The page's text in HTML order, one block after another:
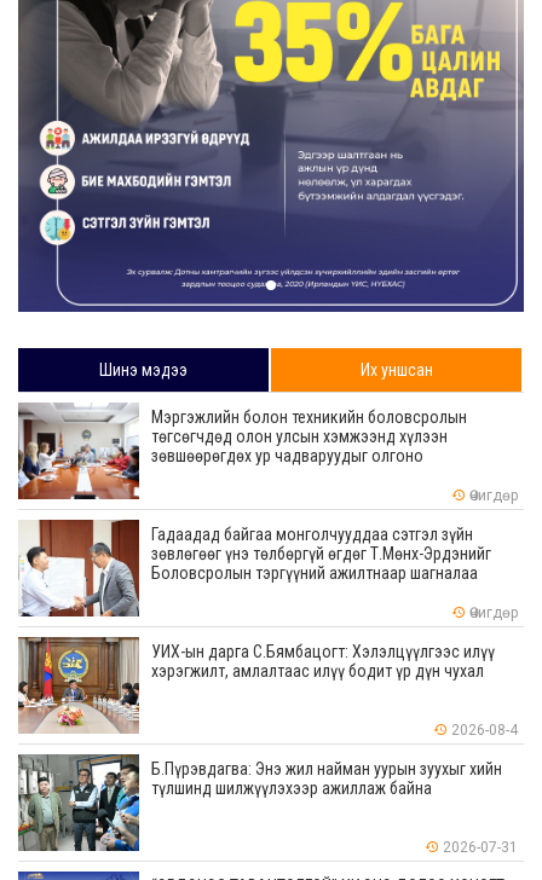
Шинэ мэдээ Их уншсан
Мэргэжлийн болон техникийн боловсролын
төгсөгчдөд олон улсын хэмжээнд хүлээн
зөвшөөрөгдөх ур чадваруудыг олгоно
Өчигдөр
Гадаадад байгаа монголчууддаа сэтгэл зүйн
зөвлөгөөг үнэ төлбөргүй өгдөг Т.Мөнх-Эрдэнийг
Боловсролын тэргүүний ажилтнаар шагналаа
Өчигдөр
УИХ-ын дарга С.Бямбацогт: Хэлэлцүүлгээс илүү
хэрэгжилт, амлалтаас илүү бодит үр дүн чухал
2026-08-4
Б.Пүрэвдагва: Энэ жил найман уурын зуухыг хийн
түлшинд шилжүүлэхээр ажиллаж байна
2026-07-31